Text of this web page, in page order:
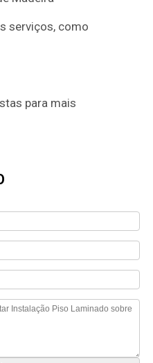
serviços, como
para mais